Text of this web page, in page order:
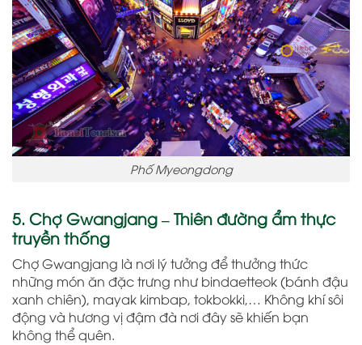
Phố Myeongdong
5. Chợ Gwangjang – Thiên đường ẩm thực
truyền thống
Chợ Gwangjang là nơi lý tưởng để thưởng thức
những món ăn đặc trưng như bindaetteok (bánh đậu
xanh chiên), mayak kimbap, tokbokki,… Không khí sôi
động và hương vị đậm đà nơi đây sẽ khiến bạn
không thể quên.